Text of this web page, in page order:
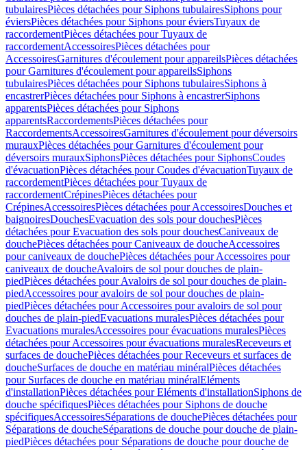
tubulairesPièces détachées pour Siphons tubulairesSiphons pour
éviersPièces détachées pour Siphons pour éviersTuyaux de
raccordementPièces détachées pour Tuyaux de
raccordementAccessoiresPièces détachées pour
AccessoiresGarnitures d'écoulement pour appareilsPièces détachées
pour Garnitures d'écoulement pour appareilsSiphons
tubulairesPièces détachées pour Siphons tubulairesSiphons à
encastrerPièces détachées pour Siphons à encastrerSiphons
apparentsPièces détachées pour Siphons
apparentsRaccordementsPièces détachées pour
RaccordementsAccessoiresGarnitures d'écoulement pour déversoirs
murauxPièces détachées pour Garnitures d'écoulement pour
déversoirs murauxSiphonsPièces détachées pour SiphonsCoudes
d'évacuationPièces détachées pour Coudes d'évacuationTuyaux de
raccordementPièces détachées pour Tuyaux de
raccordementCrépinesPièces détachées pour
CrépinesAccessoiresPièces détachées pour AccessoiresDouches et
baignoiresDouchesEvacuation des sols pour douchesPièces
détachées pour Evacuation des sols pour douchesCaniveaux de
douchePièces détachées pour Caniveaux de doucheAccessoires
pour caniveaux de douchePièces détachées pour Accessoires pour
caniveaux de doucheAvaloirs de sol pour douches de plain-
piedPièces détachées pour Avaloirs de sol pour douches de plain-
piedAccessoires pour avaloirs de sol pour douches de plain-
piedPièces détachées pour Accessoires pour avaloirs de sol pour
douches de plain-piedEvacuations muralesPièces détachées pour
Evacuations muralesAccessoires pour évacuations muralesPièces
détachées pour Accessoires pour évacuations muralesReceveurs et
surfaces de douchePièces détachées pour Receveurs et surfaces de
doucheSurfaces de douche en matériau minéralPièces détachées
pour Surfaces de douche en matériau minéralEléments
d'installationPièces détachées pour Eléments d'installationSiphons de
douche spécifiquesPièces détachées pour Siphons de douche
spécifiquesAccessoiresSéparations de douchePièces détachées pour
Séparations de doucheSéparations de douche pour douche de plain-
piedPièces détachées pour Séparations de douche pour douche de